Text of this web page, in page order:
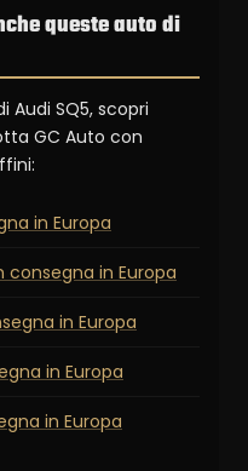
queste auto di
Audi SQ5, scopri
GC Auto con
in Europa
consegna in Europa
in Europa
in Europa
in Europa